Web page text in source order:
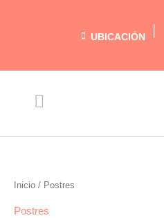
UBICACIÓN
Menu
Inicio / Postres
Postres